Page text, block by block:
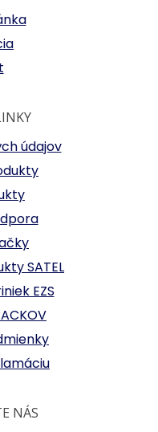
údajov
SATEL
EZS
NÁS